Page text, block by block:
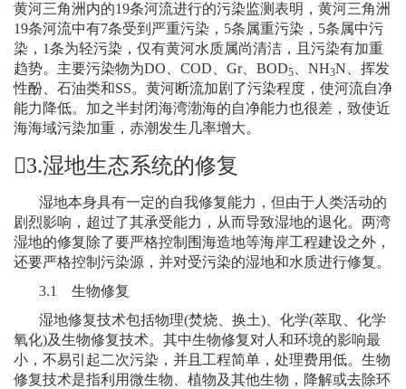
黄河三角洲内的19条河流进行的污染监测表明，黄河三角洲
19条河流中有7条受到严重污染， 5条属重污染， 5条属中污
染， 1条为轻污染，仅有黄河水质属尚清洁，且污染有加重
趋势。主要污染物为DO COD Gr、 BOD5 NH3­N 、挥发
性酚、石油类和SS。黄河断流加剧了污染程度，使河流自净
能力降低。加之半封闭海湾渤海的自净能力也很差，致使近
海海域污染加重，赤潮发生几率增大。
3.湿地生态系统的修复
湿地本身具有一定的自我修复能力，但由于人类活动的
剧烈影响，超过了其承受能力，从而导致湿地的退化。两湾
湿地的修复除了要严格控制围海造地等海岸工程建设之外，
还要严格控制污染源，并对受污染的湿地和水质进行修复。
3.1
生物修复
湿地修复技术包括物理(焚烧、换土) 、化学(萃取、化学
氧化)及生物修复技术。其中生物修复对人和环境的影响最
小，不易引起二次污染，并且工程简单，处理费用低。生物
修复技术是指利用微生物、植物及其他生物，降解或去除环